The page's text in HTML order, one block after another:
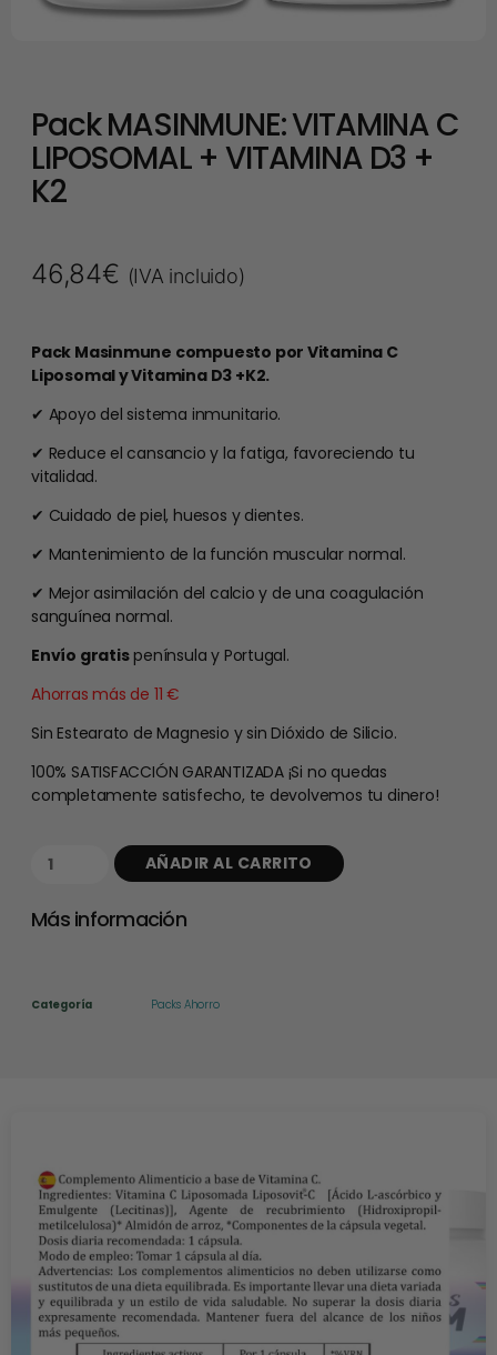
Pack MASINMUNE: VITAMINA C
LIPOSOMAL + VITAMINA D3 +
K2
46,84€ (IVA incluido)
Pack Masinmune compuesto por Vitamina C
Liposomal y Vitamina D3 +K2.
✔ Apoyo del sistema inmunitario.
✔ Reduce el cansancio y la fatiga, favoreciendo tu
vitalidad.
✔ Cuidado de piel, huesos y dientes.
✔ Mantenimiento de la función muscular normal.
✔ Mejor asimilación del calcio y de una coagulación
sanguínea normal.
Envío gratispenínsula y Portugal.
Ahorras más de 11 €
Sin Estearato de Magnesio y sin Dióxido de Silicio.
100% SATISFACCIÓN GARANTIZADA ¡Si no quedas
completamente satisfecho, te devolvemos tu dinero!
AÑADIR AL CARRITO
Más información
Categoría Packs Ahorro